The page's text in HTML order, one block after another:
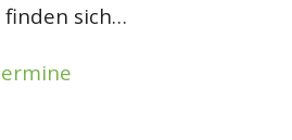
finden sich…